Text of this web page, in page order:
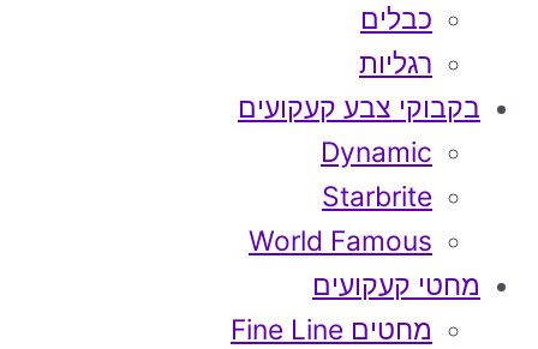
כבלים
רגליות
בקבוקי צבע קעקועים
Dynamic
Starbrite
World Famous
מחטי קעקועים
מחטים Fine Line